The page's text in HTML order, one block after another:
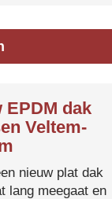
EPDM dak
Veltem-
nieuw plat dak
lang meegaat en